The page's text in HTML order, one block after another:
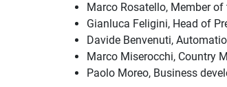
Marco Rosatello, Member
Gianluca Feligini, Head of
Davide Benvenuti,
Marco Miserocchi, Country
Paolo Moreo, Business